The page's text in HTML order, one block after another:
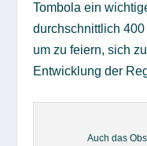
Tombola ein
durchschnittlich
um zu feiern, sich
Entwicklung der
Auch das